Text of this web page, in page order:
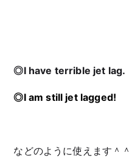
◎I have terrible jet lag.
◎I am still jetlagged!
などのように使えます＾＾